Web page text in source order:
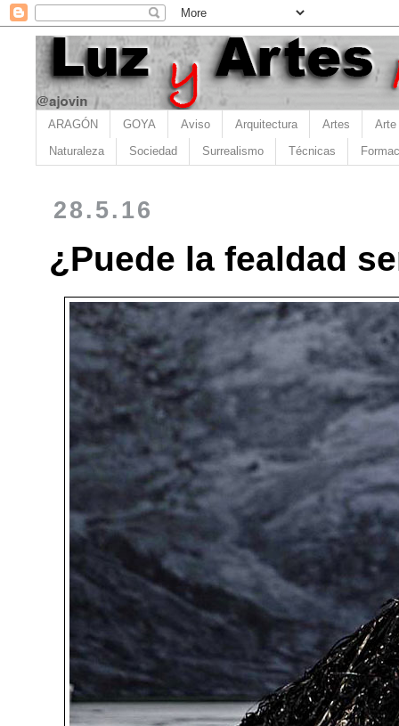
ARAGÓN GOYA Aviso Arquitectura Artes Arte
Naturaleza Sociedad Surrealismo Técnicas
28.5.16
¿Puede la fealdad